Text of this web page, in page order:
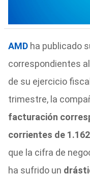
AMDha publicado
correspondientes
de su ejercicio
trimestre, la
facturación
corrientes de
que la cifra de
ha sufrido un